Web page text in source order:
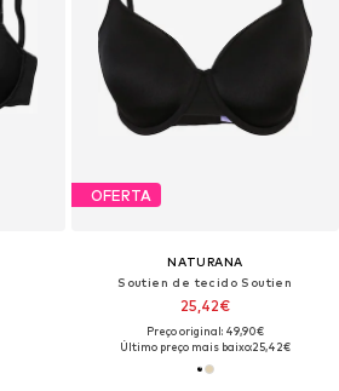
OFERTA
NATURANA
Soutien de tecido Soutien
25,42€
Preço original: 49,90€
Último preço mais baixo:25,42€